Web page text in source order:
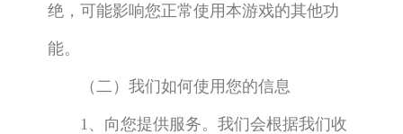
绝，可能影响您正常使用本游戏的其他功
能。
（二）我们如何使用您的信息
1、向您提供服务。我们会根据我们收